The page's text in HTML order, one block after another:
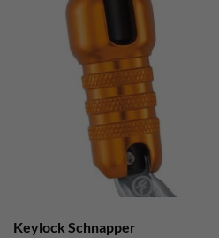
Keylock Schnapper